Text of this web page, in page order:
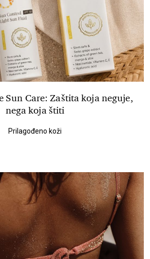
Sun Care: Zaštita koja neguje,
nega koja štiti
Prilagođeno koži